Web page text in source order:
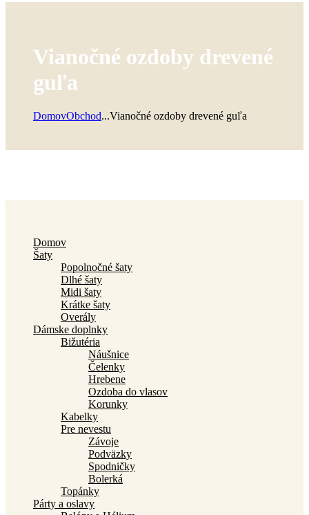
Vianočné ozdoby drevené
guľa
DomovObchod...Vianočné ozdoby drevené guľa
Domov
Šaty
Popolnočné šaty
Dlhé šaty
Midi šaty
Krátke šaty
Overály
Dámske doplnky
Bižutéria
Náušnice
Čelenky
Hrebene
Ozdoba do vlasov
Korunky
Kabelky
Pre nevestu
Závoje
Podväzky
Spodničky
Bolerká
Topánky
Párty a oslavy